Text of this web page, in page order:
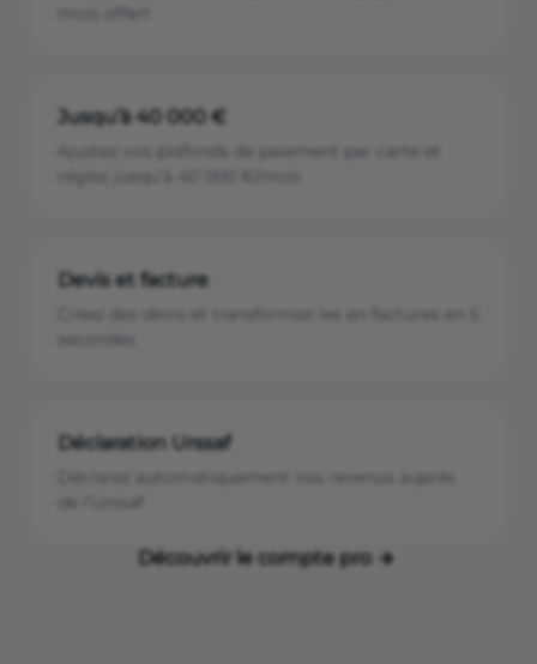
Jusqu’à 40 000 €
Devis et facture
Déclaration Urssaf
Déclarez automatiquement vos revenus auprès
Découvrir le compte pro